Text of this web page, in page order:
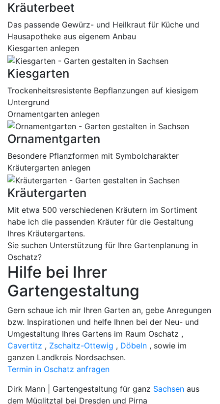
Kräuterbeet
Das passende Gewürz- und Heilkraut für Küche und
Hausapotheke aus eigenem Anbau
Kiesgarten anlegen
Kiesgarten
Trockenheitsresistente Bepflanzungen auf kiesigem
Untergrund
Ornamentgarten anlegen
Ornamentgarten
Besondere Pflanzformen mit Symbolcharakter
Kräutergarten anlegen
Kräutergarten
Mit etwa 500 verschiedenen Kräutern im Sortiment
habe ich die passenden Kräuter für die Gestaltung
Ihres Kräutergartens.
Sie suchen Unterstützung für Ihre Gartenplanung in
Oschatz?
Hilfe bei Ihrer
Gartengestaltung
Gern schaue ich mir Ihren Garten an, gebe Anregungen
bzw. Inspirationen und helfe Ihnen bei der Neu- und
Umgestaltung Ihres Gartens im Raum Oschatz ,
Cavertitz , Zschaitz-Ottewig , Döbeln , sowie im
ganzen Landkreis Nordsachsen.
Termin in Oschatz anfragen
Dirk Mann | Gartengestaltung für ganz Sachsen aus
dem Müglitztal bei Dresden und Pirna